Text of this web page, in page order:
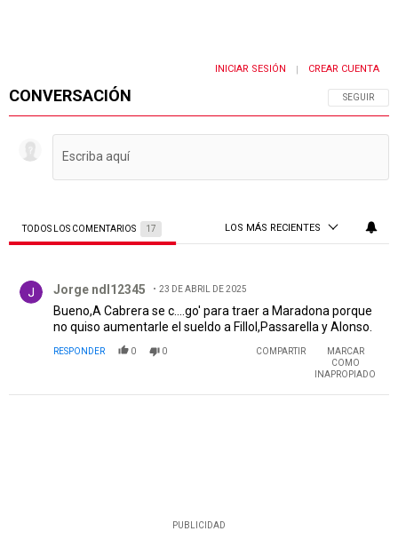
CONVERSACIÓN SIGA ESTA
SEGUIR
INICIAR SESIÓN | CREAR CUENTA
TODOS LOS COMENTARIOS 17 LOS MÁS RECIENTES
Jorge ndl12345 23 DE ABRIL DE 2025
Bueno,A Cabrera se c....go' para traer a Maradona porque
no quiso aumentarle el sueldo a Fillol,Passarella y Alonso.
RESPONDER 0 0 COMPARTIR
MARCAR
COMO
INAPROPIADO
PUBLICIDAD